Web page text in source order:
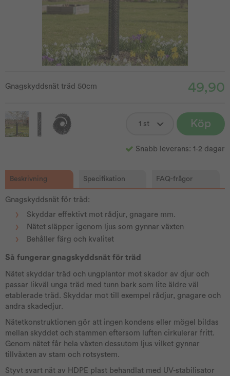
Gnagskyddsnät träd 50cm 49,90
Köp
Snabb leverans: 1-2 dagar
Beskrivning Specifikation FAQ-frågor
Gnagskyddsnät för träd:
Skyddar effektivt mot rådjur, gnagare mm.
Nätet släpper igenom ljus som gynnar växten
Behåller färg och kvalitet
Så fungerar gnagskyddsnät för träd
Nätet skyddar träd och ungplantor mot skador av djur och
passar likväl unga träd med tunn bark som lite äldre väl
etablerade träd. Skyddar mot till exempel rådjur, gnagare och
andra skadedjur.
Nätetkonstruktionen gör att ingen kondens eller mögel bildas
mellan skyddet och stammen eftersom luften cirkulerar fritt.
Genom nätet får hela växten dessutom ljus vilket gynnar
tillväxten av stam och rotsystem.
Styvt svart nät av HDPE plast behandlat med UV-stabilisator